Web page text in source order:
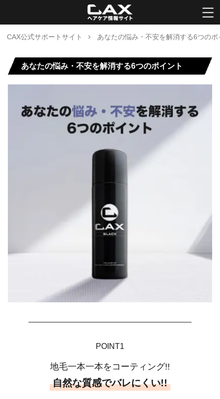
CAX公式サポートサイト あなたの悩み・不安を解消する6つのポ
あなたの悩み・不安を解消する6つのポイント
POINT1
地毛一本一本をコーティング!!
自然な質感でバレにくい!!